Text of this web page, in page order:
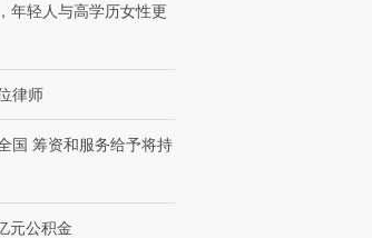
基密集出访美英 索
导弹“救急”
秘鲁纳斯卡观光飞机坠毁
13人遇难
年轻人与高学历女性更
律师
国 筹资和服务给予将持
元公积金